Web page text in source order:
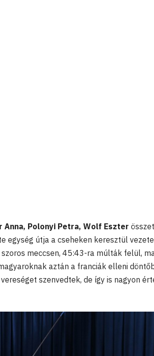
Anna, Polonyi Petra, Wolf Eszter
egység útja a cseheken keresztül
meccsen, 45:43-ra múlták felül,
aztán a franciák elleni
szenvedtek, de így is nagyon